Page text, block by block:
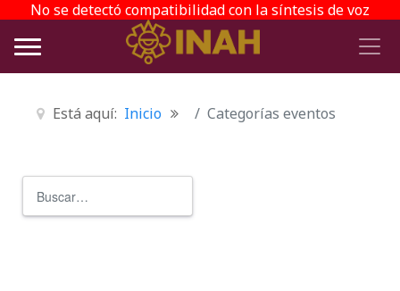
No se detectó compatibilidad con la síntesis de voz
Está aquí: Inicio Categorías eventos